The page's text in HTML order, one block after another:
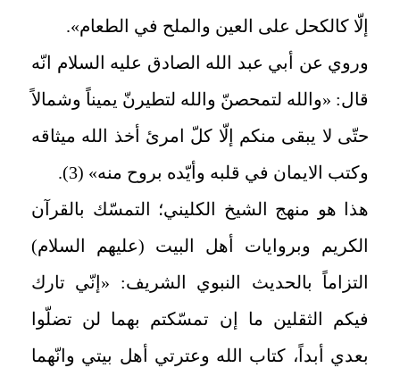
إلّا كالكحل على العين والملح في الطعام».
وروي عن أبي عبد الله الصادق عليه السلام انّه
قال: «والله لتمحصنّ والله لتطيرنّ يميناً وشمالاً
حتّى لا يبقى منكم إلّا كلّ امرئ أخذ الله ميثاقه
وكتب الايمان في قلبه وأيّده بروح منه» (3).
هذا هو منهج الشيخ الكليني؛ التمسّك بالقرآن
الكريم وبروايات أهل البيت (عليهم السلام)
التزاماً بالحديث النبوي الشريف: «إنّي تارك
فيكم الثقلين ما إن تمسّكتم بهما لن تضلّوا
بعدي أبداً، كتاب الله وعترتي أهل بيتي وانّهما